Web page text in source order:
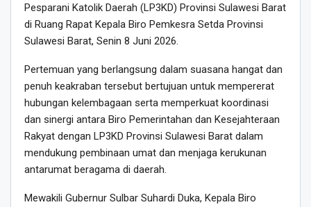
Pesparani Katolik Daerah (LP3KD) Provinsi Sulawesi Barat
di Ruang Rapat Kepala Biro Pemkesra Setda Provinsi
Sulawesi Barat, Senin 8 Juni 2026.
Pertemuan yang berlangsung dalam suasana hangat dan
penuh keakraban tersebut bertujuan untuk mempererat
hubungan kelembagaan serta memperkuat koordinasi
dan sinergi antara Biro Pemerintahan dan Kesejahteraan
Rakyat dengan LP3KD Provinsi Sulawesi Barat dalam
mendukung pembinaan umat dan menjaga kerukunan
antarumat beragama di daerah.
Mewakili Gubernur Sulbar Suhardi Duka, Kepala Biro